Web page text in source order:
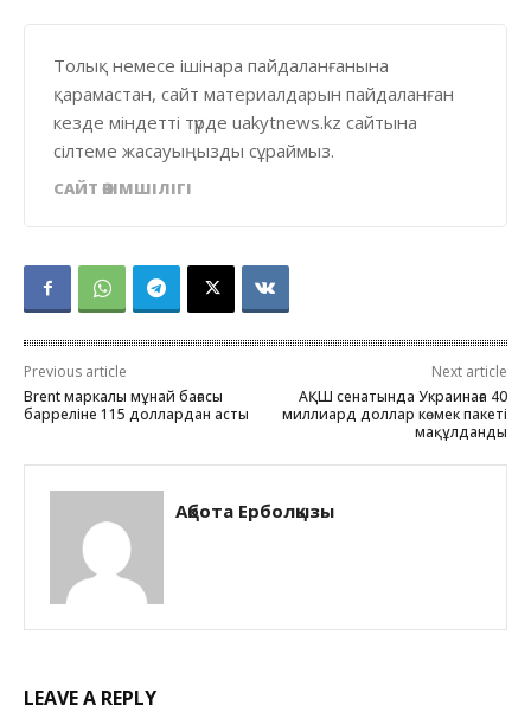
Толық немесе ішінара пайдаланғанына
қарамастан, сайт материалдарын пайдаланған
кезде міндетті түрде uakytnews.kz сайтына
сілтеме жасауыңызды сұраймыз.
САЙТ ӘКІМШІЛІГІ
Previous article
Brent маркалы мұнай бағасы
барреліне 115 доллардан асты
Next article
АҚШ сенатында Украинаға 40
миллиард доллар көмек пакеті
мақұлданды
Ақбота Ерболқызы
LEAVE A REPLY